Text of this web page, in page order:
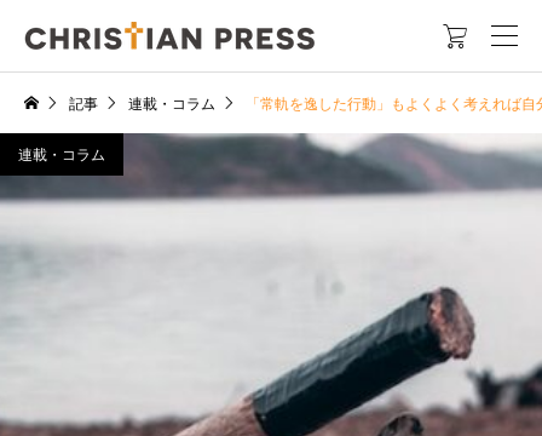

記事 連載・コラム 「常軌を逸した行動」もよくよく考えれば
連載・コラム